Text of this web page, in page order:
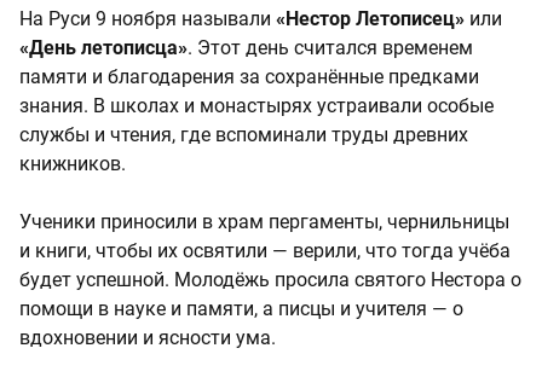
На Руси 9 ноября называли «Нестор Летописец» или
«День летописца». Этот день считался временем
памяти и благодарения за сохранённые предками
знания. В школах и монастырях устраивали особые
службы и чтения, где вспоминали труды древних
книжников.
Ученики приносили в храм пергаменты, чернильницы
и книги, чтобы их освятили — верили, что тогда учёба
будет успешной. Молодёжь просила святого Нестора о
помощи в науке и памяти, а писцы и учителя — о
вдохновении и ясности ума.